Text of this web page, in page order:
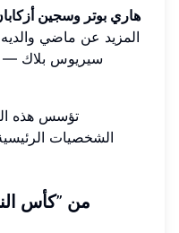
هاري بوتر وسجين أزكابان
المزيد عن ماضي
سيريوس بلاك —
تؤسس هذه
الشخصيات
من "كأس